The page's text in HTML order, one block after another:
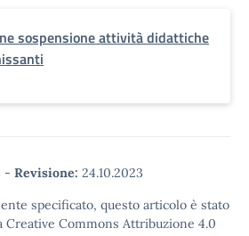
sospensione attività didattiche
- Revisione: 24.10.2023
specificato, questo articolo è stato
Creative Commons Attribuzione 4.0